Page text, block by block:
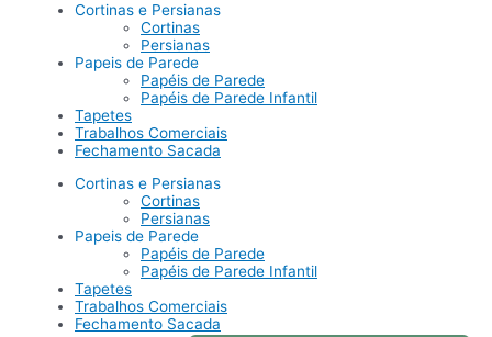
Cortinas e Persianas
Cortinas
Persianas
Papeis de Parede
Papéis de Parede
Papéis de Parede Infantil
Tapetes
Trabalhos Comerciais
Fechamento Sacada
Cortinas e Persianas
Cortinas
Persianas
Papeis de Parede
Papéis de Parede
Papéis de Parede Infantil
Tapetes
Trabalhos Comerciais
Fechamento Sacada